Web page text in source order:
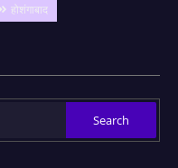
होशंगाबाद